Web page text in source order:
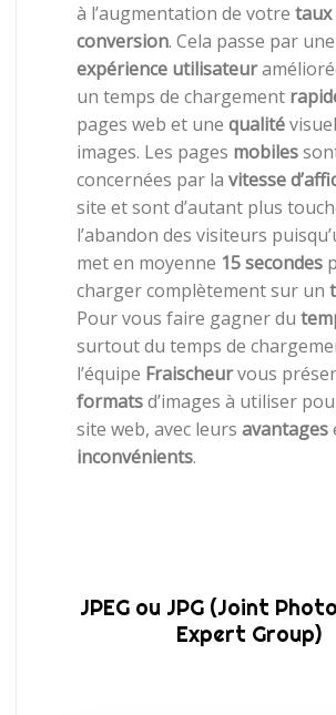
à l’augmentation de votre taux
conversion. Cela passe par une
expérience utilisateur
un temps de chargement
pages web et une qualité
images. Les pages mobiles
concernées par la vitesse
site et sont d’autant plus
l’abandon des visiteurs
met en moyenne 15 secondes
charger complètement sur un
Pour vous faire gagner du
surtout du temps de
l’équipe Fraischeurvous
formatsd’images à utiliser
site web, avec leurs avantages
inconvénients.
JPEG ou JPG (Joint
Expert Group)